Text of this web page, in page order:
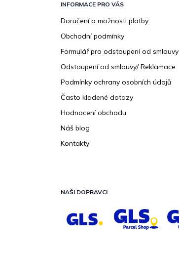
INFORMACE PRO VÁS
Doručení a možnosti platby
Obchodní podmínky
Formulář pro odstoupení od smlouvy
Odstoupení od smlouvy/ Reklamace
Podmínky ochrany osobních údajů
Často kladené dotazy
Hodnocení obchodu
Náš blog
Kontakty
NAŠI DOPRAVCI